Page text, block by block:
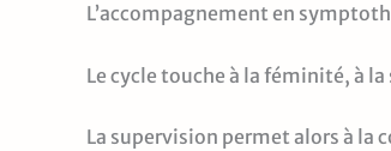
L’accompagnement en
Le cycle touche à la féminité, à
La supervision permet alors à la